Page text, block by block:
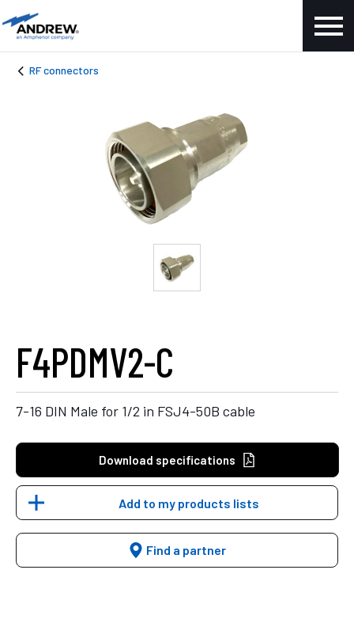
RF connectors
F4PDMV2-C
7-16 DIN Male for 1/2 in FSJ4-50B cable
Download specifications
Add to my products lists
Find a partner